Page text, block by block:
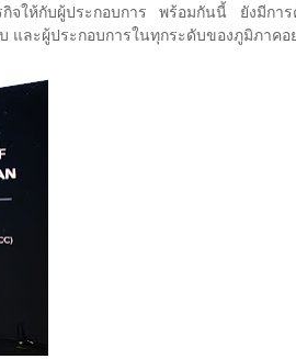
จให้กับผู้ประกอบการ พร้อมกันนี้ ยังมีกา
ละผู้ประกอบการในทุกระดับของภูมิภาคอ